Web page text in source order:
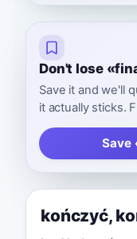
Don't lose
Save it and we'll
it actually sticks.
Save
kończyć,